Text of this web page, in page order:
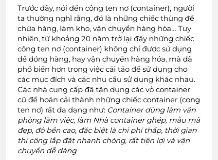
Trước đây, nói đến công ten nơ (container), người
ta thường nghĩ rằng, đó là những chiếc thùng để
chứa hàng, làm kho, vận chuyển hàng hóa… Tuy
nhiên, từ khoảng 20 năm trở lại đây những chiếc
công ten nơ (container) không chỉ được sử dụng
để đóng hàng, hay vận chuyển hàng hóa, mà đã
phổ biến hơn trong việc cải tảo để sử dụng cho
các mục đích và các nhu cầu sử dụng khác nhau.
Các nhà cung cấp đã tận dụng các vỏ container
cũ để hoán cải thành những chiếc container (cong
ten nơ) rất đa dạng như: Container dùng làm văn
phòng làm việc, làm Nhà container ghép, mẫu mã
đẹp, độ bền cao, đặc biệt là chi phí thấp, thời gian
thi công lắp đặt nhanh chóng, rất tiện lợi và vận
chuyển dễ dàng